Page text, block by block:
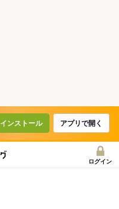
インストール アプリで開く
ログイン